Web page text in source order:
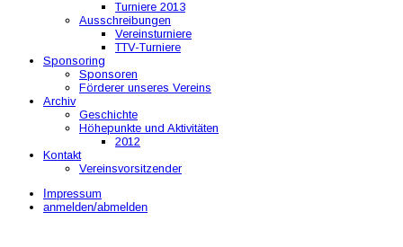
Turniere 2013
Ausschreibungen
Vereinsturniere
TTV-Turniere
Sponsoring
Sponsoren
Förderer unseres Vereins
Archiv
Geschichte
Höhepunkte und Aktivitäten
2012
Kontakt
Vereinsvorsitzender
Impressum
anmelden/abmelden